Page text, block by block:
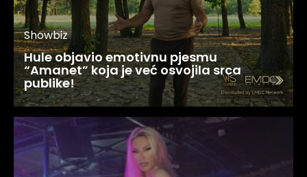
Showbiz
Hule objavio emotivnu pjesmu
“Amanet” koja je već osvojila srca
publike!